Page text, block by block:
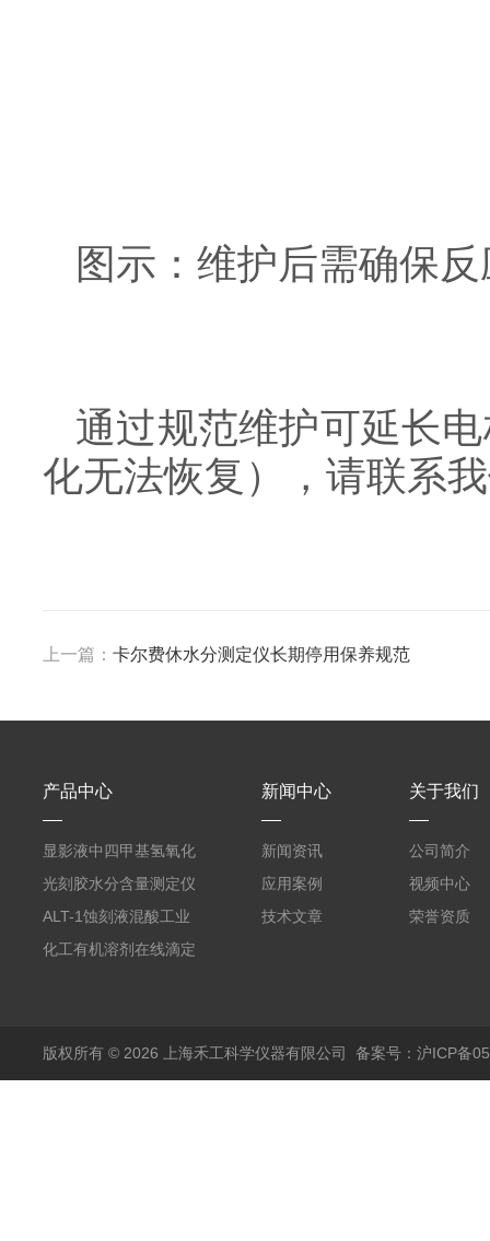
图示：维护后需确保
通过规范维护可延长
化无法恢复），请联系
上一篇： 卡尔费休水分测定仪长期停用保养规范
产品中心
显影液中四甲基氢氧化
铵的浓度测定仪
光刻胶水分含量测定仪
AKF-C6
ALT-1蚀刻液混酸工业
在线滴定分析仪
化工有机溶剂在线滴定
新闻中心
新闻资讯
应用案例
技术文章
关于我们
公司简介
视频中心
荣誉资质
版权所有 © 2026 上海禾工科学仪器有限公司 备案号：沪ICP备